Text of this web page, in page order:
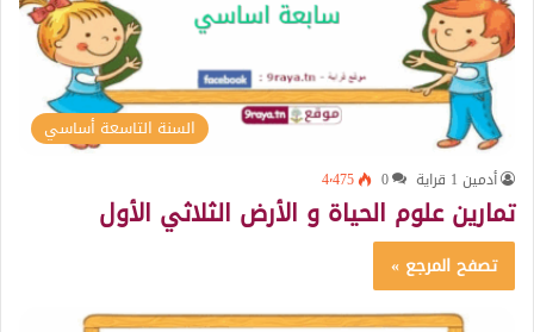
السنة التاسعة أساسي
أدمين 1 قراية 0 4٬475
تمارين علوم الحياة و الأرض الثلاثي الأول
تصفح المرجع »